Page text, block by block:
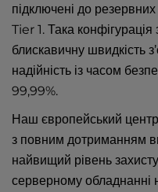
підключені до
Tier 1. Така
блискавичну швидкість
надійність із часом
99,99%.
Наш європейський
з повним дотриманням
найвищий рівень
серверному обладнанні